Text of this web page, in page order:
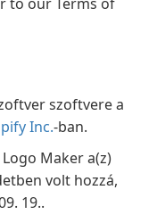
szoftvere a
Inc.-ban.
Maker a(z)
volt hozzá,
19..